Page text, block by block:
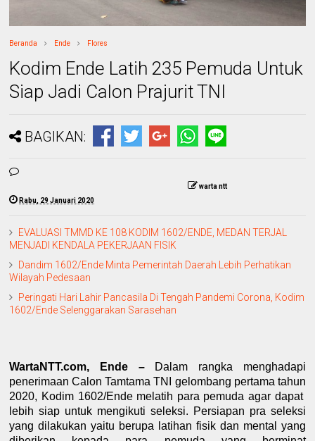
Beranda Ende Flores
Kodim Ende Latih 235 Pemuda Untuk
Siap Jadi Calon Prajurit TNI
BAGIKAN:
warta ntt
Rabu, 29 Januari 2020
EVALUASI TMMD KE 108 KODIM 1602/ENDE, MEDAN TERJAL
MENJADI KENDALA PEKERJAAN FISIK
Dandim 1602/Ende Minta Pemerintah Daerah Lebih Perhatikan
Wilayah Pedesaan
Peringati Hari Lahir Pancasila Di Tengah Pandemi Corona, Kodim
1602/Ende Selenggarakan Sarasehan
WartaNTT.com, Ende –Dalam rangka menghadapi
penerimaan Calon Tamtama TNI gelombang pertama tahun
2020, Kodim 1602/Ende melatih para pemuda agar dapat
lebih siap untuk mengikuti seleksi. Persiapan pra seleksi
yang dilakukan yaitu berupa latihan fisik dan mental yang